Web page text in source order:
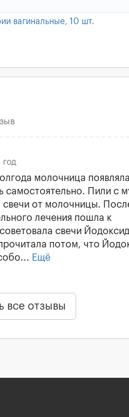
вагинальные, 10 шт.
год
молочница
самостоятельно. Пили с
свечи от молочницы.
лечения пошла к
свечи
потом, что
Ещё
все отзывы